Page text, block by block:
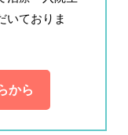
いておりま
から